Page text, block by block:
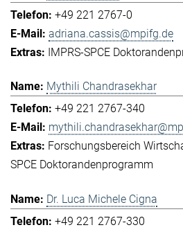
+49 221 2767-0
adriana.cassis@mpifg.de
IMPRS-SPCE
Mythili Chandrasekhar
+49 221 2767-340
Forschungsbereich
SPCE Doktorandenprogramm
Dr. Luca Michele Cigna
+49 221 2767-330